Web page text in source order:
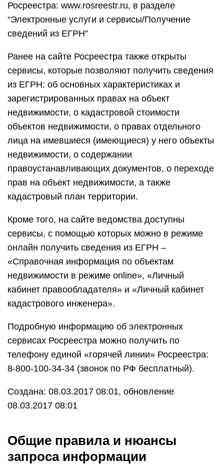
Росреестра: www.rosreestr.ru, в разделе
“Электронные услуги и сервисы/Получение
сведений из ЕГРН”
Ранее на сайте Росреестра также открыты
сервисы, которые позволяют получить сведения
из ЕГРН: об основных характеристиках и
зарегистрированных правах на объект
недвижимости, о кадастровой стоимости
объектов недвижимости, о правах отдельного
лица на имевшиеся (имеющиеся) у него объекты
недвижимости, о содержании
правоустанавливающих документов, о переходе
прав на объект недвижимости, а также
кадастровый план территории.
Кроме того, на сайте ведомства доступны
сервисы, с помощью которых можно в режиме
онлайн получить сведения из ЕГРН –
«Справочная информация по объектам
недвижимости в режиме online», «Личный
кабинет правообладателя» и «Личный кабинет
кадастрового инженера».
Подробную информацию об электронных
сервисах Росреестра можно получить по
телефону единой «горячей линии» Росреестра:
8-800-100-34-34 (звонок по РФ бесплатный).
Создана: 08.03.2017 08:01, обновление
08.03.2017 08:01
Общие правила и нюансы
запроса информации